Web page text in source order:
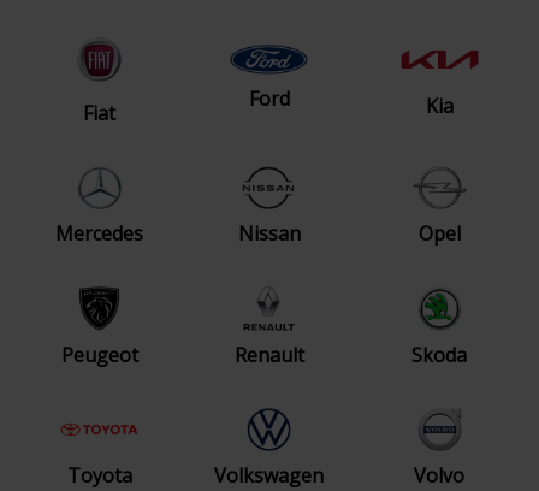
Fiat
Ford Kia
Mercedes Nissan Opel
Peugeot Renault Skoda
Toyota Volkswagen Volvo